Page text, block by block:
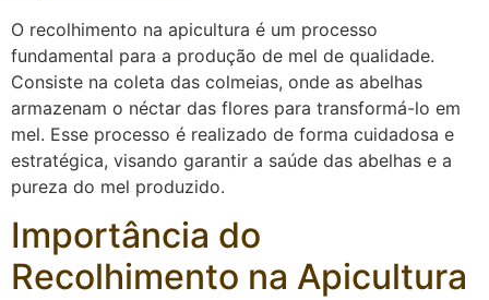
O recolhimento na apicultura é um processo
fundamental para a produção de mel de qualidade.
Consiste na coleta das colmeias, onde as abelhas
armazenam o néctar das flores para transformá-lo em
mel. Esse processo é realizado de forma cuidadosa e
estratégica, visando garantir a saúde das abelhas e a
pureza do mel produzido.
Importância do
Recolhimento na Apicultura